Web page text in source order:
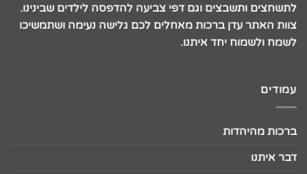
לתשחצים ותשבצים וגם דפי צביעה להדפסה לילדים שבינינו.
צוות האתר עדן ברכות מאחלים לכם גלישה נעימה ושתמשיכו
לשמח ולשמוח יחד איתנו.
עמודים
ברכות מהיהדות
דבר איתנו